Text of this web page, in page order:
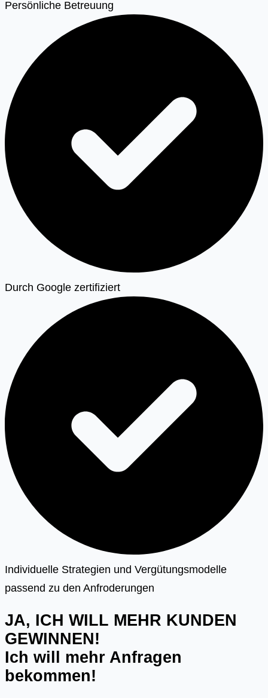
Persönliche Betreuung
Durch Google zertifiziert
Individuelle Strategien und Vergütungsmodelle
passend zu den Anfroderungen
JA, ICH WILL MEHR KUNDEN
GEWINNEN!
Ich will mehr Anfragen
bekommen!